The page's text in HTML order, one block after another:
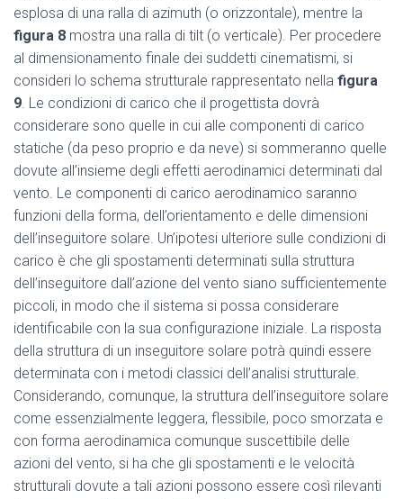
esplosa di una ralla di azimuth (o orizzontale), mentre la
figura 8 mostra una ralla di tilt (o verticale). Per procedere
al dimensionamento finale dei suddetti cinematismi, si
consideri lo schema strutturale rappresentato nella figura
9. Le condizioni di carico che il progettista dovrà
considerare sono quelle in cui alle componenti di carico
statiche (da peso proprio e da neve) si sommeranno quelle
dovute all’insieme degli effetti aerodinamici determinati dal
vento. Le componenti di carico aerodinamico saranno
funzioni della forma, dell’orientamento e delle dimensioni
dell’inseguitore solare. Un’ipotesi ulteriore sulle condizioni di
carico è che gli spostamenti determinati sulla struttura
dell’inseguitore dall’azione del vento siano sufficientemente
piccoli, in modo che il sistema si possa considerare
identificabile con la sua configurazione iniziale. La risposta
della struttura di un inseguitore solare potrà quindi essere
determinata con i metodi classici dell’analisi strutturale.
Considerando, comunque, la struttura dell’inseguitore solare
come essenzialmente leggera, flessibile, poco smorzata e
con forma aerodinamica comunque suscettibile delle
azioni del vento, si ha che gli spostamenti e le velocità
strutturali dovute a tali azioni possono essere così rilevanti